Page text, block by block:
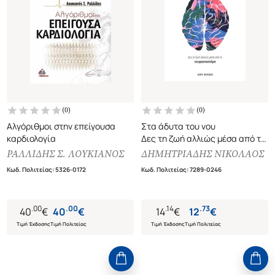
(0)
Αλγόριθμοι στην επείγουσα
καρδιολογία
ΡΑΛΛΙΔΗΣ Σ. ΛΟΥΚΙΑΝΟΣ
Κωδ. Πολιτείας:5326-0172
40.00€
Τιμή Έκδοσης
40.00€
Τιμή Πολιτείας
(0)
Στα άδυτα του νου
Δες τη ζωή αλλιώς μέσα από τη
νευροεπιστήμη
ΔΗΜΗΤΡΙΑΔΗΣ ΝΙΚΟΛΑΟΣ
Κωδ. Πολιτείας:7289-0246
14.14€
Τιμή Έκδοσης
12.73€
Τιμή Πολιτείας